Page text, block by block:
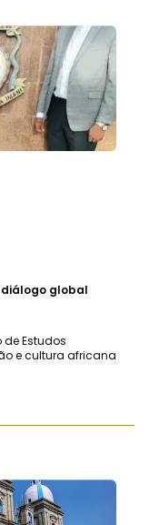
diálogo global
Estudos
e cultura africana